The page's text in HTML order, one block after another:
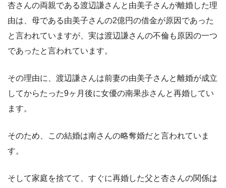
杏さんの両親である渡辺謙さんと由美子さんが離婚した理
由は、母である由美子さんの2億円の借金が原因であった
と言われていますが、実は渡辺謙さんの不倫も原因の一つ
であったと言われています。
その理由に、渡辺謙さんは前妻の由美子さんと離婚が成立
してからたった9ヶ月後に女優の南果歩さんと再婚してい
ます。
そのため、この結婚は南さんの略奪婚だと言われていま
す。
そして家庭を捨てて、すぐに再婚した父と杏さんの関係は